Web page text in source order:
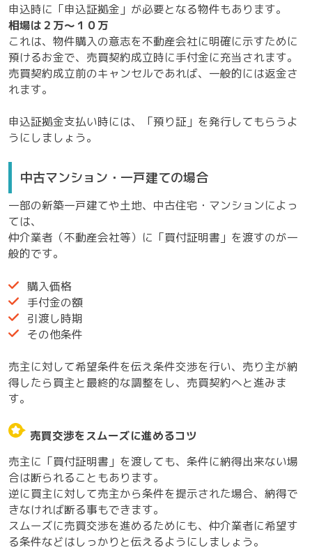
申込時に「申込証拠金」が必要となる物件もあります。
相場は２万〜１０万
これは、物件購入の意志を不動産会社に明確に示すために
預けるお金で、売買契約成立時に手付金に充当されます。
売買契約成立前のキャンセルであれば、一般的には返金さ
れます。
申込証拠金支払い時には、「預り証」を発行してもらうよ
うにしましょう。
中古マンション・一戸建ての場合
一部の新築一戸建てや土地、中古住宅・マンションによっ
ては、
仲介業者（不動産会社等）に「買付証明書」を渡すのが一
般的です。
購入価格
手付金の額
引渡し時期
その他条件
売主に対して希望条件を伝え条件交渉を行い、売り主が納
得したら買主と最終的な調整をし、売買契約へと進みま
す。
売買交渉をスムーズに進めるコツ
売主に「買付証明書」を渡しても、条件に納得出来ない場
合は断られることもあります。
逆に買主に対して売主から条件を提示された場合、納得で
きなければ断る事もできます。
スムーズに売買交渉を進めるためにも、仲介業者に希望す
る条件などはしっかりと伝えるようにしましょう。